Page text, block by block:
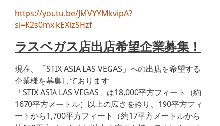
https://youtu.be/JMVYYMkvipA?
si=K2s0mxlkEXizSHzf
ラスベガス店出店希望企業募集！
現在、「STIX ASIA LAS VEGAS」への出店を希望する
企業様を募集しております。
「STIX ASIA LAS VEGAS」は18,000平方フィート（約
1670平方メートル）以上の広さを誇り、190平方フィ
ートから1,700平方フィート（約17平方メートルから